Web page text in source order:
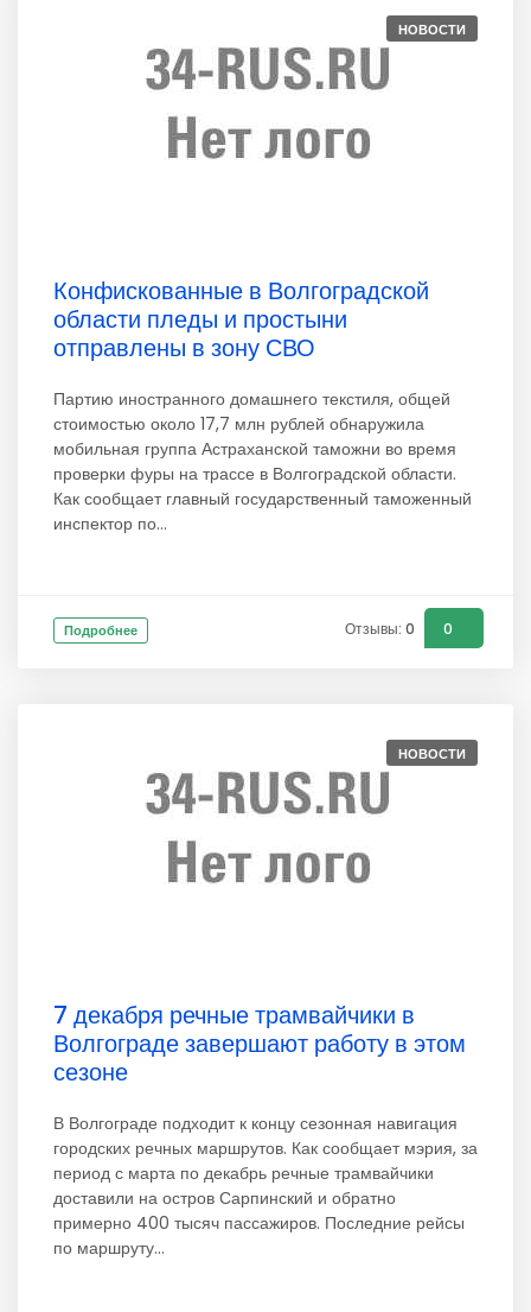
НОВОСТИ
Конфискованные в Волгоградской
области пледы и простыни
отправлены в зону СВО
Партию иностранного домашнего текстиля, общей
стоимостью около 17,7 млн рублей обнаружила
мобильная группа Астраханской таможни во время
проверки фуры на трассе в Волгоградской области.
Как сообщает главный государственный таможенный
инспектор по...
Подробнее Отзывы: 0 0
НОВОСТИ
7 декабря речные трамвайчики в
Волгограде завершают работу в этом
сезоне
В Волгограде подходит к концу сезонная навигация
городских речных маршрутов. Как сообщает мэрия, за
период с марта по декабрь речные трамвайчики
доставили на остров Сарпинский и обратно
примерно 400 тысяч пассажиров. Последние рейсы
по маршруту...